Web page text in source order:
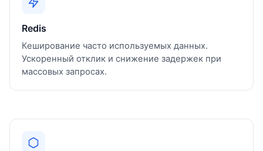
Redis
Кеширование часто используемых данных.
Ускоренный отклик и снижение задержек при
массовых запросах.